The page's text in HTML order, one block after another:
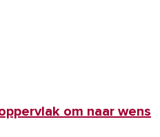
om naar wens